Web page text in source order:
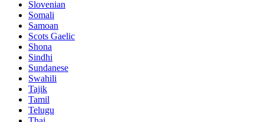
Slovenian
Somali
Samoan
Scots Gaelic
Shona
Sindhi
Sundanese
Swahili
Tajik
Tamil
Telugu